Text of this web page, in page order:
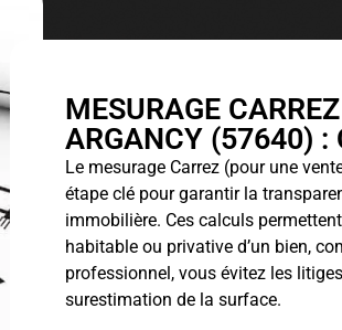
MESURAGE
ARGANCY (57640) :
Le mesurage Carrez (pour une
étape clé pour garantir la
immobilière. Ces calculs
habitable ou privative d’un bien,
professionnel, vous évitez les
surestimation de la surface.